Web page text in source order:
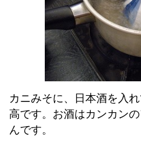
カニみそに、日本酒を入
高です。お酒はカンカン
んです。